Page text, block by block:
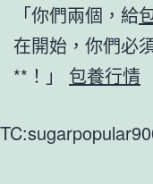
「你們兩個，給
在開始，你們必
**！」 包養行情